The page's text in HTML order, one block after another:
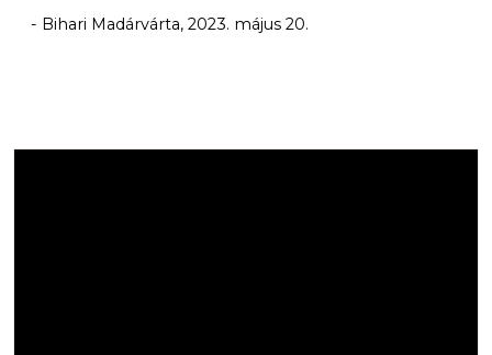
- Bihari Madárvárta, 2023. május 20.